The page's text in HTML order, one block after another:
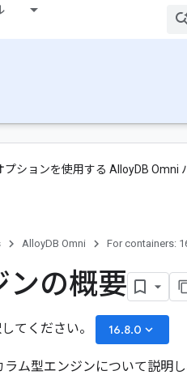
プションを使用する AlloyDB Omni
AlloyDB Omni For containers:
ンの概要
てください。 16.8.0 keyboard_arrow_down
ラム型エンジンについて説明